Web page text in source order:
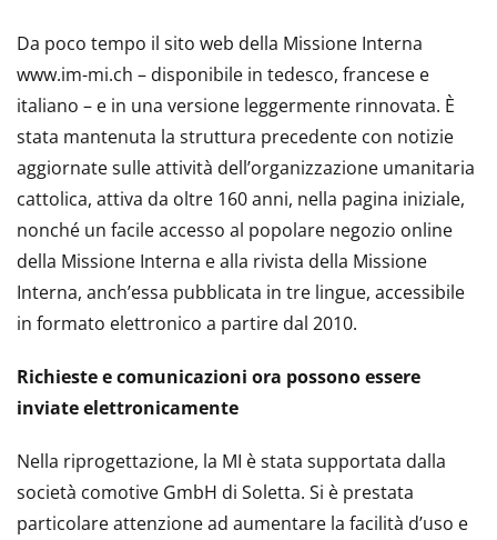
Da poco tempo il sito web della Missione Interna
www.im-mi.ch – disponibile in tedesco, francese e
italiano – e in una versione leggermente rinnovata. È
stata mantenuta la struttura precedente con notizie
aggiornate sulle attività dell’organizzazione umanitaria
cattolica, attiva da oltre 160 anni, nella pagina iniziale,
nonché un facile accesso al popolare negozio online
della Missione Interna e alla rivista della Missione
Interna, anch’essa pubblicata in tre lingue, accessibile
in formato elettronico a partire dal 2010.
Richieste e comunicazioni ora possono essere
inviate elettronicamente
Nella riprogettazione, la MI è stata supportata dalla
società comotive GmbH di Soletta. Si è prestata
particolare attenzione ad aumentare la facilità d’uso e